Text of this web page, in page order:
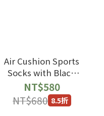
Air Cushion Sports
Socks with Black
Gray Satin Dyeing
Color
NT$580
NT$680 8.5折